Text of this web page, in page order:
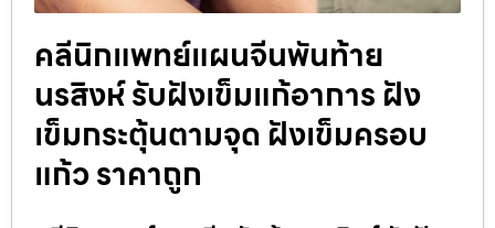
คลีนิกแพทย์แผนจีนพันท้าย
นรสิงห์ รับฝังเข็มแก้อาการ ฝัง
เข็มกระตุ้นตามจุด ฝังเข็มครอบ
แก้ว ราคาถูก